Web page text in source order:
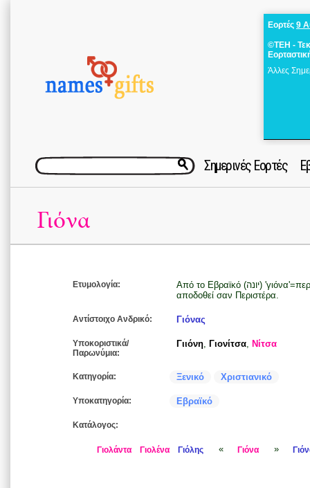
Εορτές 9
©ΤΕΗ -
Άλλες
Σημερινές Εορτές
Γιόνα
Ετυμολογία:
Από το Εβραϊκό (יונה) 'γιόνα'=περιστέρι οπότε στα Ελληνικά θα μπορούσε να
αποδοθεί σαν Περιστέρα.
Αντίστοιχο Ανδρικό: Γιόνας
Υποκοριστικά/
Παρωνύμια:
Γιιόνη, Γιονίτσα, Νίτσα
Κατηγορία: Ξενικό Χριστιανικό
Υποκατηγορία: Εβραϊκό
Κατάλογος:
Γιολάντα Γιολένα Γιόλης « Γιόνα »